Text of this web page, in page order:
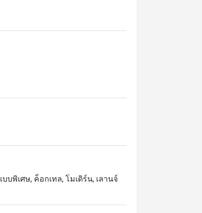
ใต้แสงดาวที่ Starlight Rooftop
งเทพ ทำให้ที่นี่เป็นสถานที่เหมาะ
รังสรรค์โดยมิกโซโลจิสต์ชื่อดัง ก้อง
ถ่ายทอดความเป็นไทยในรูปแบบ
ในเมืองใหญ่ Starlight Rooftop
ความสงบของบรรยากาศบนชั้น
บพิเศษ, ค็อกเทล, โมเดิร์น, เลานจ์